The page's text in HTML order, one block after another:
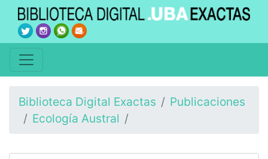
Biblioteca Digital Exactas
Publicaciones
Ecología Austral